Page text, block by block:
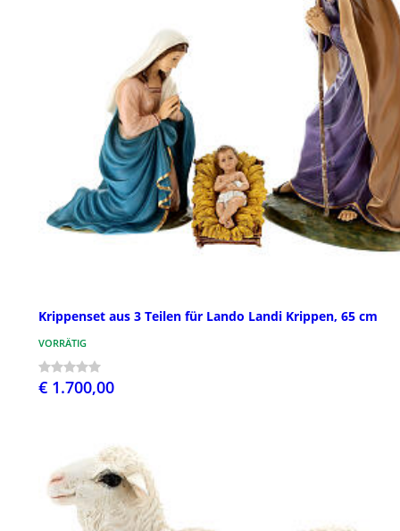
Krippenset aus 3 Teilen für Lando Landi Krippen, 65 cm
VORRÄTIG
€ 1.700,00